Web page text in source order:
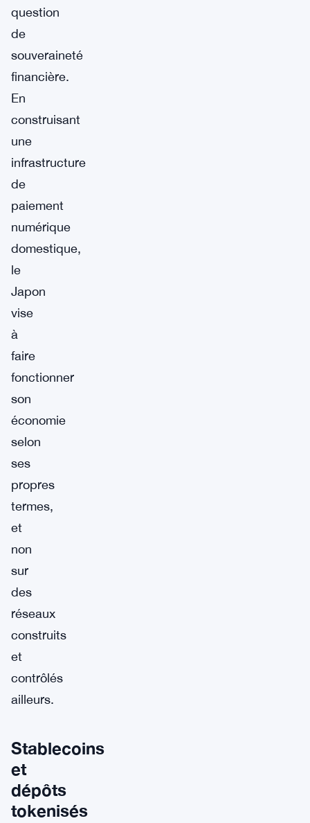
question
de
souveraineté
financière.
En
construisant
une
infrastructure
de
paiement
numérique
domestique,
le
Japon
vise
à
faire
fonctionner
son
économie
selon
ses
propres
termes,
et
non
sur
des
réseaux
construits
et
contrôlés
ailleurs.
Stablecoins
et
dépôts
tokenisés